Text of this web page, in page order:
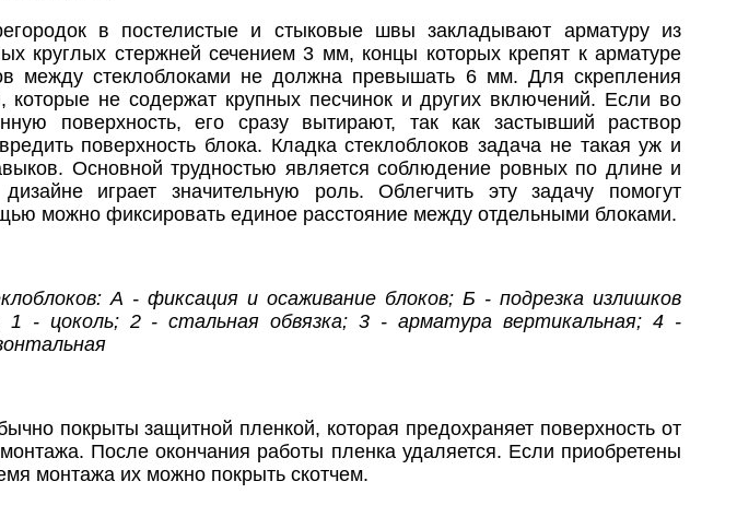
в постелистые и стыковые швы закладывают арматуру из
круглых стержней сечением 3 мм, концы которых крепят к арматуре
между стеклоблоками не должна превышать 6 мм. Для скрепления
которые не содержат крупных песчинок и других включений. Если во
поверхность, его сразу вытирают, так как застывший раствор
поверхность блока. Кладка стеклоблоков задача не такая уж и
Основной трудностью является соблюдение ровных по длине и
играет значительную роль. Облегчить эту задачу помогут
можно фиксировать единое расстояние между отдельными блоками.
А - фиксация и осаживание блоков; Б - подрезка излишков
1 - цоколь; 2 - стальная обвязка; 3 - арматура вертикальная; 4 -
покрыты защитной пленкой, которая предохраняет поверхность от
После окончания работы пленка удаляется. Если приобретены
монтажа их можно покрыть скотчем.